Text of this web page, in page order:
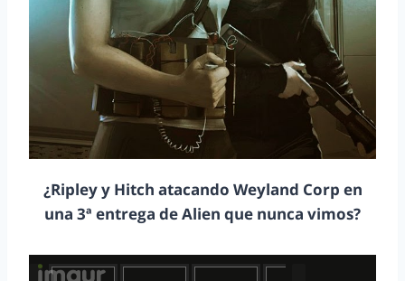
¿Ripley y Hitch atacando Weyland Corp en
una 3ª entrega de Alien que nunca vimos?